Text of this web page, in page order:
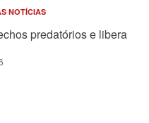
NOTÍCIAS
predatórios e libera